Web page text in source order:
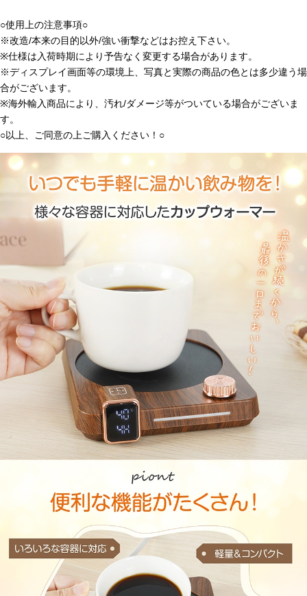
○使用上の注意事項○
※改造/本来の目的以外/強い衝撃などはお控え下さい。
※仕様は入荷時期により予告なく変更する場合があります。
※ディスプレイ画面等の環境上、写真と実際の商品の色とは多少違う場
合がございます。
※海外輸入商品により、汚れ/ダメージ等がついている場合がございま
す。
○以上、ご同意の上ご購入ください！○